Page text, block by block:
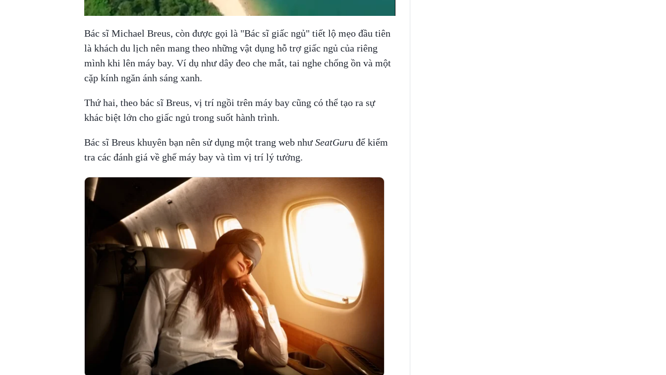
Bác sĩ Michael Breus, còn được gọi là "Bác sĩ giấc ngủ" tiết lộ mẹo đầu tiên
là khách du lịch nên mang theo những vật dụng hỗ trợ giấc ngủ của riêng
mình khi lên máy bay. Ví dụ như dây đeo che mắt, tai nghe chống ồn và một
cặp kính ngăn ánh sáng xanh.
Thứ hai, theo bác sĩ Breus, vị trí ngồi trên máy bay cũng có thể tạo ra sự
khác biệt lớn cho giấc ngủ trong suốt hành trình.
Bác sĩ Breus khuyên bạn nên sử dụng một trang web nhưSeatGuru để kiểm
tra các đánh giá về ghế máy bay và tìm vị trí lý tưởng.